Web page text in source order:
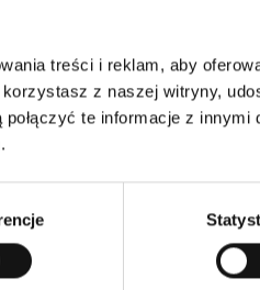
treści i reklam, aby
z naszej witryny,
te informacje z innymi
być używane do